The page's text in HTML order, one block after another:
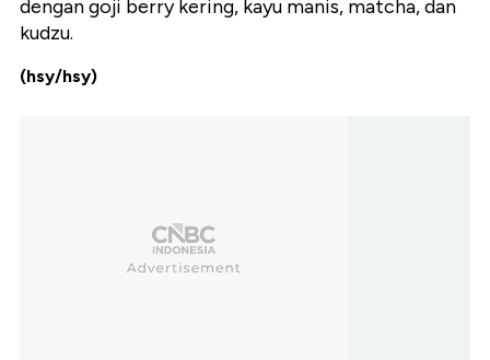
dengan goji berry kering, kayu manis, matcha, dan
kudzu.
(hsy/hsy)